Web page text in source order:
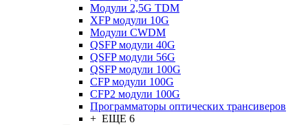
Модули 2,5G TDM
XFP модули 10G
Модули CWDM
QSFP модули 40G
QSFP модули 56G
QSFP модули 100G
CFP модули 100G
CFP2 модули 100G
Программаторы оптических трансиверов
+ ЕЩЕ 6